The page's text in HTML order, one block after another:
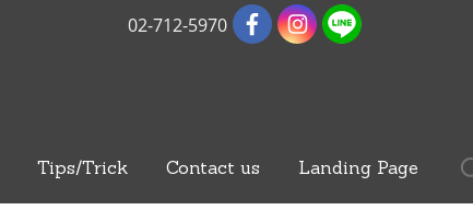
02-712-5970
Tips/Trick Contact us Landing Page